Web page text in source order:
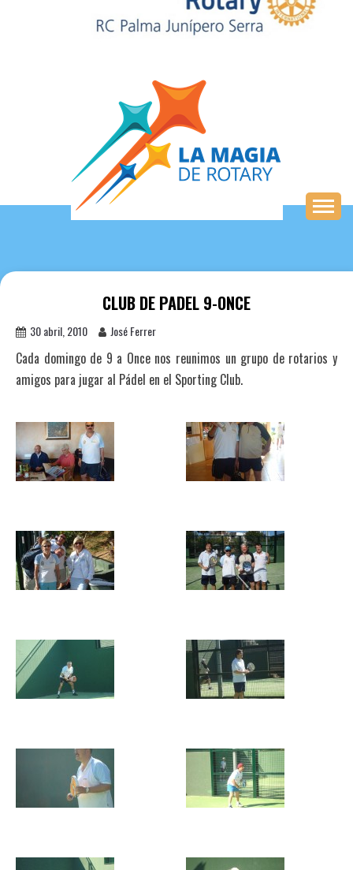
CLUB DE PADEL 9-ONCE
30 abril, 2010 José Ferrer
Cada domingo de 9 a Once nos reunimos un grupo de rotarios y
amigos para jugar al Pádel en el Sporting Club.